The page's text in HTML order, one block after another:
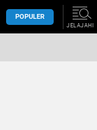
POPULER
JELAJAHI